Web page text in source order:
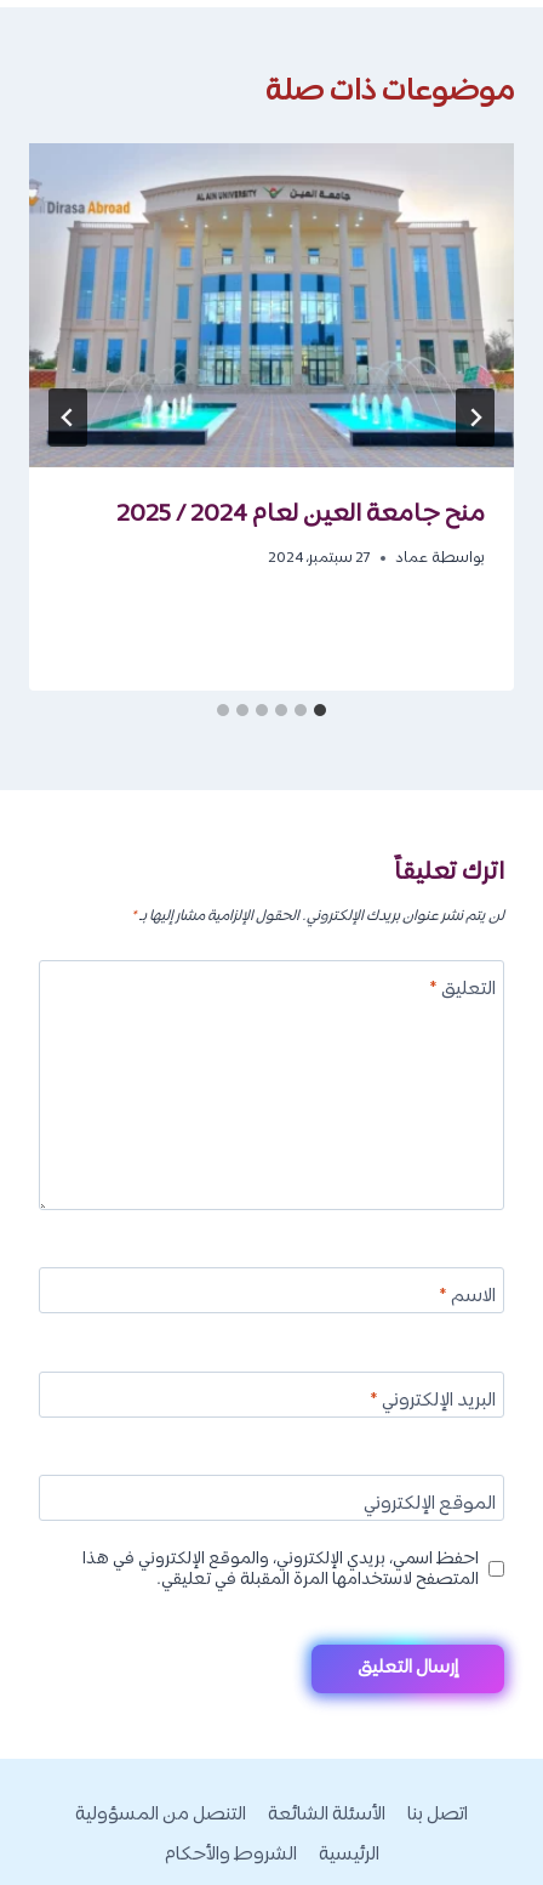
موضوعات ذات صلة
منح جامعة العين لعام 2024 / 2025
بواسطة عماد 27 سبتمبر، 2024
اترك تعليقاً
لن يتم نشر عنوان بريدك الإلكتروني.الحقول الإلزامية مشار إليها بـ*
التعليق*
الاسم*
البريد الإلكتروني*
الموقع الإلكتروني
احفظ اسمي، بريدي الإلكتروني، والموقع الإلكتروني في هذا
المتصفح لاستخدامها المرة المقبلة في تعليقي.
اتصل بنا الأسئلة الشائعة
التنصل من المسؤولية
الرئيسية
الشروط والأحكام